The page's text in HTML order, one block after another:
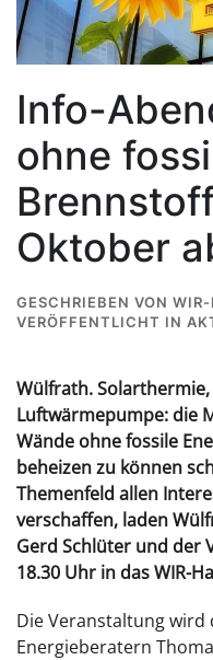
Info-
ohne
Oktober
GESCHRIEBEN VON WIR-
VERÖFFENTLICHT IN
Wülfrath.
Luftwärmepumpe: die
Wände ohne fossile
beheizen zu können
Themenfeld allen
verschaffen, laden
Gerd Schlüter und der
18.30 Uhr in das WIR-
Die Veranstaltung
Energieberatern